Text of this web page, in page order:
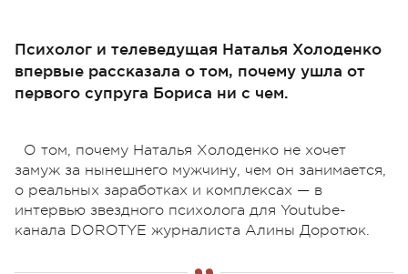
Психолог и телеведущая Наталья Холоденко
впервые рассказала о том, почему ушла от
первого супруга Бориса ни с чем.
О том, почему Наталья Холоденко не хочет
замуж за нынешнего мужчину, чем он занимается,
о реальных заработках и комплексах — в
интервью звездного психолога для Youtube-
канала DOROTYE журналиста Алины Доротюк.